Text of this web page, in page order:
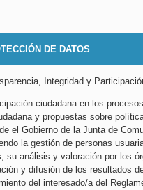
DE DATOS
Integridad y
ciudadana en los
y propuestas sobre
el Gobierno de la Junta de
la gestión de personas
su análisis y valoración por los
y difusión de los resultados
del interesado/a del